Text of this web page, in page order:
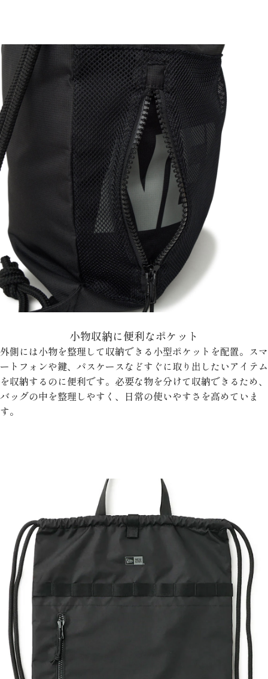
小物収納に便利なポケット
外側には小物を整理して収納できる小型ポケットを配置。スマ
ートフォンや鍵、パスケースなどすぐに取り出したいアイテム
を収納するのに便利です。必要な物を分けて収納できるため、
バッグの中を整理しやすく、日常の使いやすさを高めていま
す。